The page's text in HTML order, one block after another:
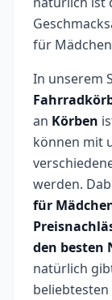
für
In unserem
an Körben
können mit
werden.
für
den besten
natürlich
beliebtesten